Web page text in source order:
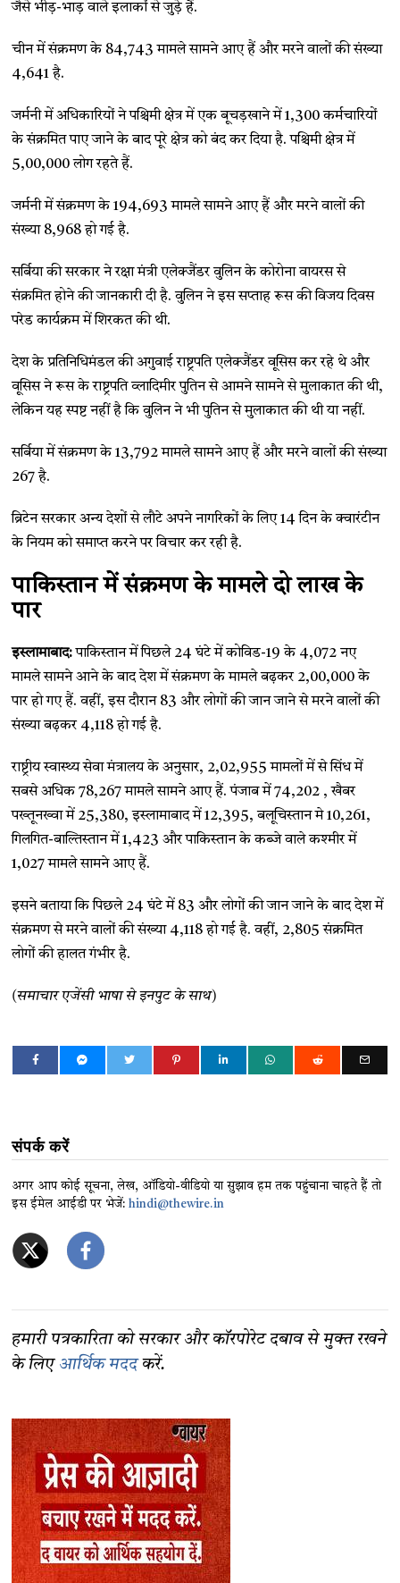
जैसे भीड़-भाड़ वाले इलाकों से जुड़े हैं.
चीन में संक्रमण के 84,743 मामले सामने आए हैं और मरने वालों की संख्या
4,641 है.
जर्मनी में अधिकारियों ने पश्चिमी क्षेत्र में एक बूचड़खाने में 1,300 कर्मचारियों
के संक्रमित पाए जाने के बाद पूरे क्षेत्र को बंद कर दिया है. पश्चिमी क्षेत्र में
5,00,000 लोग रहते हैं.
जर्मनी में संक्रमण के 194,693 मामले सामने आए हैं और मरने वालों की
संख्या 8,968 हो गई है.
सर्बिया की सरकार ने रक्षा मंत्री एलेक्जैंडर वुलिन के कोरोना वायरस से
संक्रमित होने की जानकारी दी है. वुलिन ने इस सप्ताह रूस की विजय दिवस
परेड कार्यक्रम में शिरकत की थी.
देश के प्रतिनिधिमंडल की अगुवाई राष्ट्रपति एलेक्जैंडर वूसिस कर रहे थे और
वूसिस ने रूस के राष्ट्रपति व्लादिमीर पुतिन से आमने सामने से मुलाकात की थी,
लेकिन यह स्पष्ट नहीं है कि वुलिन ने भी पुतिन से मुलाकात की थी या नहीं.
सर्बिया में संक्रमण के 13,792 मामले सामने आए हैं और मरने वालों की संख्या
267 है.
ब्रिटेन सरकार अन्य देशों से लौटे अपने नागरिकों के लिए 14 दिन के क्वारंटीन
के नियम को समाप्त करने पर विचार कर रही है.
पाकिस्तान में संक्रमण के मामले दो लाख के
पार
इस्लामाबाद:पाकिस्तान में पिछले 24 घंटे में कोविड-19 के 4,072 नए
मामले सामने आने के बाद देश में संक्रमण के मामले बढ़कर 2,00,000 के
पार हो गए हैं. वहीं, इस दौरान 83 और लोगों की जान जाने से मरने वालों की
संख्या बढ़कर 4,118 हो गई है.
राष्ट्रीय स्वास्थ्य सेवा मंत्रालय के अनुसार, 2,02,955 मामलों में से सिंध में
सबसे अधिक 78,267 मामले सामने आए हैं. पंजाब में 74,202 , खैबर
पख्तूनख्वा में 25,380, इस्लामाबाद में 12,395, बलूचिस्तान मे 10,261,
गिलगित-बाल्तिस्तान में 1,423 और पाकिस्तान के कब्जे वाले कश्मीर में
1,027 मामले सामने आए हैं.
इसने बताया कि पिछले 24 घंटे में 83 और लोगों की जान जाने के बाद देश में
संक्रमण से मरने वालों की संख्या 4,118 हो गई है. वहीं, 2,805 संक्रमित
लोगों की हालत गंभीर है.
(समाचार एजेंसी भाषा से इनपुट के साथ)
संपर्क करें
अगर आप कोई सूचना, लेख, ऑडियो-वीडियो या सुझाव हम तक पहुंचाना चाहते हैं तो
इस ईमेल आईडी पर भेजें:hindi@thewire.in
हमारी पत्रकारिता को सरकार और कॉरपोरेट दबाव से मुक्त रखने
के लिए आर्थिक मददकरें.